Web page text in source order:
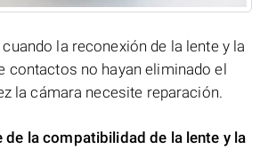
la reconexión de la lente y la
contactos no hayan eliminado el
la cámara necesite reparación.
de la compatibilidad de la lente y la